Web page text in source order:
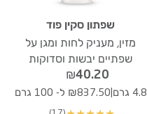
שפתון סקין פוד
מזין, מעניק לחות ומגן על
שפתיים יבשות וסדוקות
₪40.20
4.8 גרם ₪837.50 ל- 100 גרם